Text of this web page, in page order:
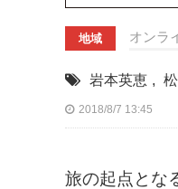
地域 オンラ
岩本英恵 ,
2018/8/7 13:45
旅の起点とな